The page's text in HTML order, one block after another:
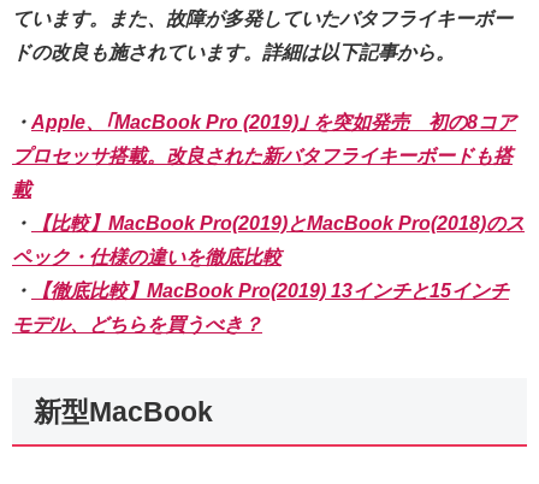
ています。また、故障が多発していたバタフライキーボー
ドの改良も施されています。詳細は以下記事から。
・ Apple、｢MacBook Pro (2019)｣ を突如発売 初の8コア
プロセッサ搭載。改良された新バタフライキーボードも搭
載
・
【比較】MacBook Pro(2019)とMacBook Pro(2018)のス
ペック・仕様の違いを徹底比較
・
【徹底比較】MacBook Pro(2019) 13インチと15インチ
モデル、どちらを買うべき？
新型MacBook